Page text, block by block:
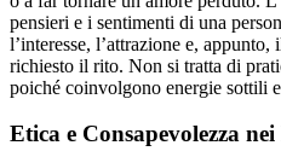
pensieri e i sentimenti di una
l’interesse, l’attrazione e,
richiesto il rito. Non si tratta di
poiché coinvolgono energie sottili
Etica e Consapevolezza